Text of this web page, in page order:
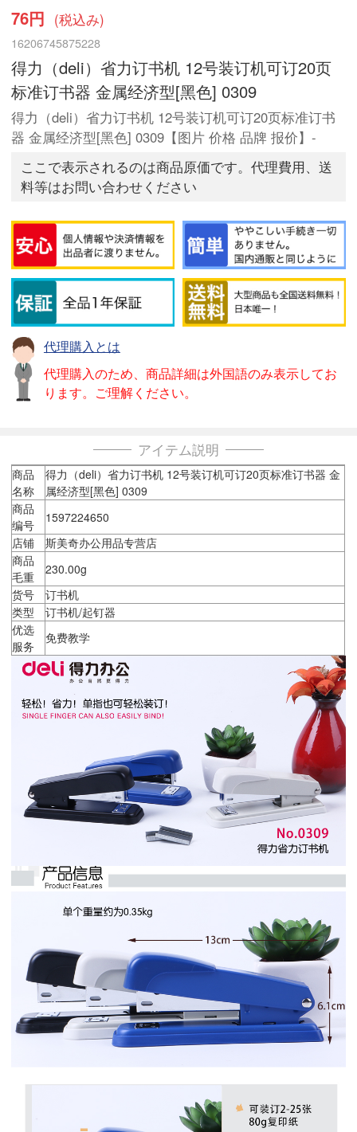
76円 (税込み)
16206745875228
得力（deli）省力订书机 12号装订机可订20页
标准订书器 金属经济型[黑色] 0309
得力（deli）省力订书机 12号装订机可订20页标准订书
器 金属经济型[黑色] 0309【图片 价格 品牌 报价】-
ここで表示されるのは商品原価です。代理費用、送
料等はお問い合わせください
代理購入とは
代理購入のため、商品詳細は外国語のみ表示してお
ります。ご理解ください。
アイテム説明
商品
名称
得力（deli）省力订书机 12号装订机可订20页标准订书器 金
属经济型[黑色] 0309
商品
编号
1597224650
店铺
斯美奇办公用品专营店
商品
毛重
230.00g
货号
订书机
类型
订书机/起钉器
优选
服务
免费教学